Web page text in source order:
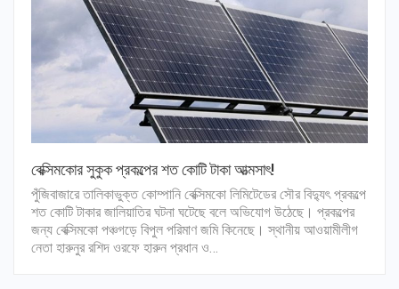
বেক্সিমকোর সুকুক প্রকল্পের শত কোটি টাকা আত্মসাৎ!
পুঁজিবাজারে তালিকাভুক্ত কোম্পানি বেক্সিমকো লিমিটেডের সৌর বিদ্যুৎ প্রকল্পে
শত কোটি টাকার জালিয়াতির ঘটনা ঘটেছে বলে অভিযোগ উঠেছে। প্রকল্পের
জন্য বেক্সিমকো পঞ্চগড়ে বিপুল পরিমাণ জমি কিনেছে। স্থানীয় আওয়ামীলীগ
নেতা হারুনুর রশিদ ওরফে হারুন প্রধান ও…